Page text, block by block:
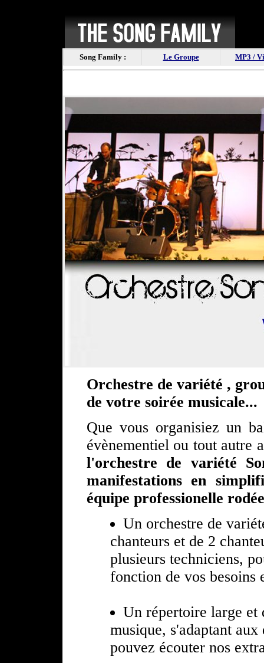
Song Family : Le Groupe MP3 /
Orchestre de variété ,
de votre soirée musicale...
Que vous organisiez un
évènementiel ou tout autre
l'orchestre de variété
manifestations en
équipe professionelle
Un orchestre de
chanteurs et de 2
plusieurs techniciens,
fonction de vos besoins
Un répertoire large et
musique, s'adaptant
pouvez écouter nos